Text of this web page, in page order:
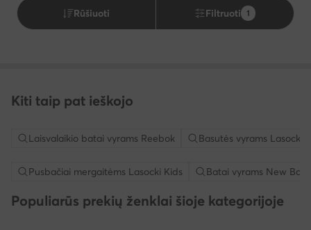
Rūšiuoti Filtruoti 1
Kiti taip pat ieškojo
Laisvalaikio batai vyrams Reebok Basutės vyrams Lasocki
Pusbačiai mergaitėms Lasocki Kids Batai vyrams New
Populiarūs prekių ženklai šioje kategorijoje